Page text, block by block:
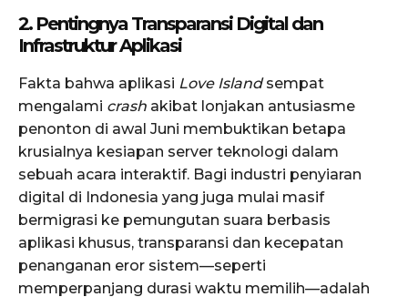
2. Pentingnya Transparansi Digital dan
Infrastruktur Aplikasi
Fakta bahwa aplikasi Love Islandsempat
mengalami crash akibat lonjakan antusiasme
penonton di awal Juni membuktikan betapa
krusialnya kesiapan server teknologi dalam
sebuah acara interaktif. Bagi industri penyiaran
digital di Indonesia yang juga mulai masif
bermigrasi ke pemungutan suara berbasis
aplikasi khusus, transparansi dan kecepatan
penanganan eror sistem—seperti
memperpanjang durasi waktu memilih—adalah